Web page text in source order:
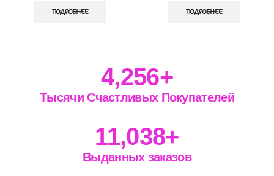
ПОДРОБНЕЕ ПОДРОБНЕЕ
Тысячи Счастливых Покупателей
4,256+
Выданных заказов
11,038+